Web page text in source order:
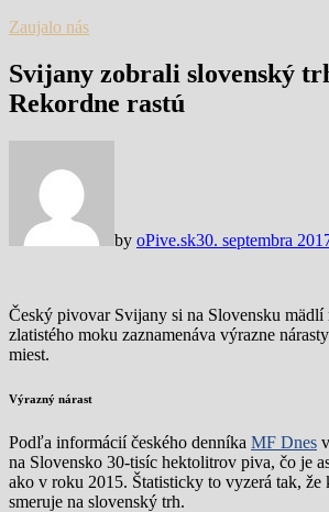
Zaujalo nás
Svijany zobrali slovenský
Rekordne rastú
by oPive.sk30. septembra
Český pivovar Svijany si na Slovensku mädlí
zlatistého moku zaznamenáva výrazne
miest.
Výrazný nárast
Podľa informácií českého denníka MF Dnes
na Slovensko 30-tisíc hektolitrov piva, čo je
ako v roku 2015. Štatisticky to vyzerá tak, že
smeruje na slovenský trh.